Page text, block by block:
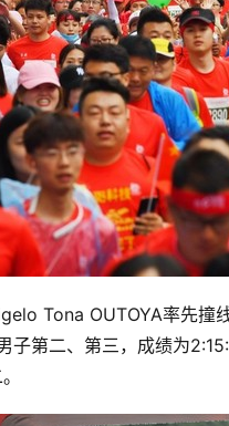
Tona OUTOYA率先撞
第二、第三，成绩为